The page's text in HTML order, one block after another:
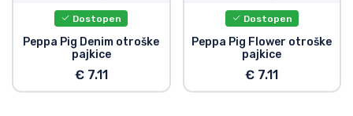
Dostopen
Peppa Pig Denim otroške
pajkice
€ 7.11
Dostopen
Peppa Pig Flower otroške
pajkice
€ 7.11